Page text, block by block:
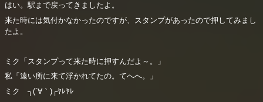
はい。駅まで戻ってきましたよ。
来た時には気付かなかったのですが、スタンプがあったので押してみまし
たよ。
ミク「スタンプって来た時に押すんだよ～。」
私「遠い所に来て浮かれてたの。てへへ。」
ミク ┐(´∀｀)┌ﾔﾚﾔﾚ